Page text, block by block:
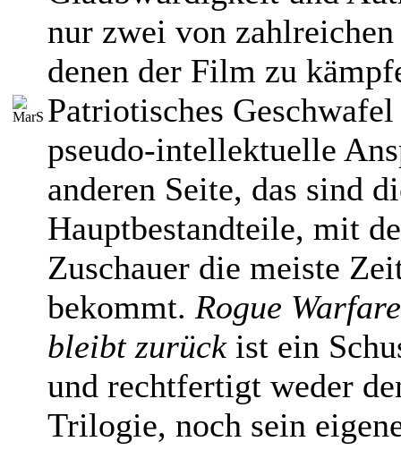
nur zwei von
denen der Film zu
Patriotisches
pseudo-intellektuelle
anderen Seite, das sind
Hauptbestandteile, mit
Zuschauer die meiste
bekommt. Rogue
bleibt zurückist ein
und rechtfertigt weder
Trilogie, noch sein